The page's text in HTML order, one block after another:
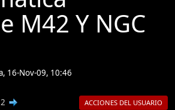
M42 Y NGC
16-Nov-09, 10:46
2 ACCIONES DEL USUARIO